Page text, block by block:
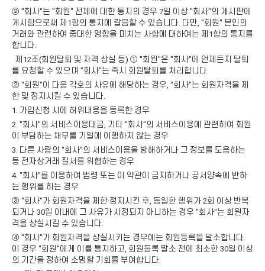
② "회사"는 "회원" 전체에 대한 통지의 경우 7일 이상 "회사"의 게시판에
게시함으로써 제1항의 통지에 갈음할 수 있습니다. 다만, "회원" 본인의
거래와 관련하여 중대한 영향을 미치는 사항에 대하여는 제1항의 통지를
합니다.
제12조(회원탈퇴 및 자격 상실 등) ① "회원"은 "회사"에 언제든지 탈퇴
를 요청할 수 있으며 "회사"는 즉시 회원탈퇴를 처리합니다.
② "회원"이 다음 각호의 사유에 해당하는 경우, "회사"는 회원자격을 제
한 및 정지시킬 수 있습니다.
1. 가입신청 시에 허위내용을 등록한 경우
2. "회사"의 서비스이용대금, 기타 "회사"의 서비스이용에 관련하여 회원
이 부담하는 채무를 기일에 이행하지 않는 경우
3. 다른 사람의 "회사"의 서비스이용을 방해하거나 그 정보를 도용하는
등 전자상거래 질서를 위협하는 경우
4. "회사"를 이용하여 법령 또는 이 약관이 금지하거나 공서양속에 반하
는 행위를 하는 경우
③ "회사"가 회원자격을 제한·정지시킨 후, 동일한 행위가 2회 이상 반복
되거나 30일 이내에 그 사유가 시정되지 아니하는 경우 "회사"는 회원자
격을 상실시킬 수 있습니다.
④ "회사"가 회원자격을 상실시키는 경우에는 회원등록을 말소합니다.
이 경우 "회원"에게 이를 통지하고, 회원등록 말소 전에 최소한 30일 이상
의 기간을 정하여 소명할 기회를 부여합니다.